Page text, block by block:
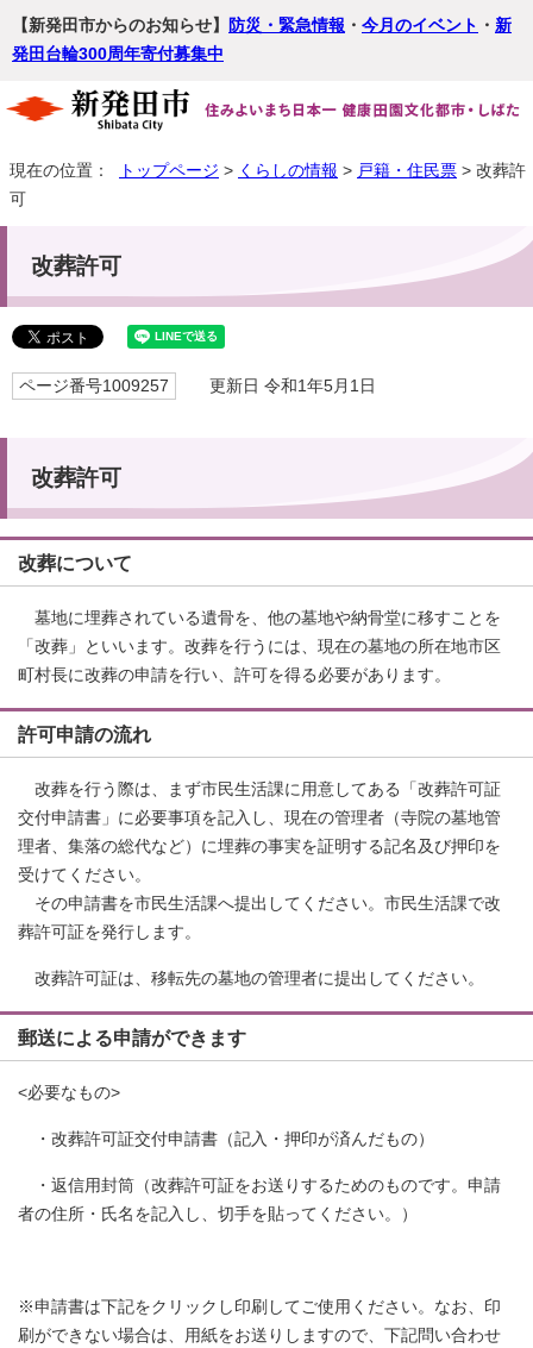
【新発田市からのお知らせ】 防災・緊急情報 ・ 今月のイベント ・ 新
発田台輪300周年寄付募集中
現在の位置： トップページ > くらしの情報 > 戸籍・住民票 > 改葬許
可
改葬許可
ページ番号1009257 更新日 令和1年5月1日
改葬許可
改葬について
墓地に埋葬されている遺骨を、他の墓地や納骨堂に移すことを
「改葬」といいます。改葬を行うには、現在の墓地の所在地市区
町村長に改葬の申請を行い、許可を得る必要があります。
許可申請の流れ
改葬を行う際は、まず市民生活課に用意してある「改葬許可証
交付申請書」に必要事項を記入し、現在の管理者（寺院の墓地管
理者、集落の総代など）に埋葬の事実を証明する記名及び押印を
受けてください。
その申請書を市民生活課へ提出してください。市民生活課で改
葬許可証を発行します。
改葬許可証は、移転先の墓地の管理者に提出してください。
郵送による申請ができます
<必要なもの>
・改葬許可証交付申請書（記入・押印が済んだもの）
・返信用封筒（改葬許可証をお送りするためのものです。申請
者の住所・氏名を記入し、切手を貼ってください。）
※申請書は下記をクリックし印刷してご使用ください。なお、印
刷ができない場合は、用紙をお送りしますので、下記問い合わせ